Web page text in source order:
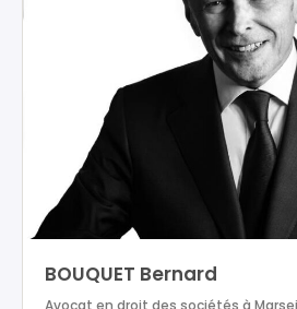
BOUQUET Bernard
Avocat en droit des sociétés à